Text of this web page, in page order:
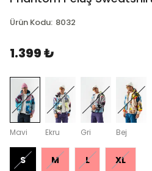
Ürün Kodu: 8032
1.399 ₺
Mavi Ekru Gri Bej
S M L XL